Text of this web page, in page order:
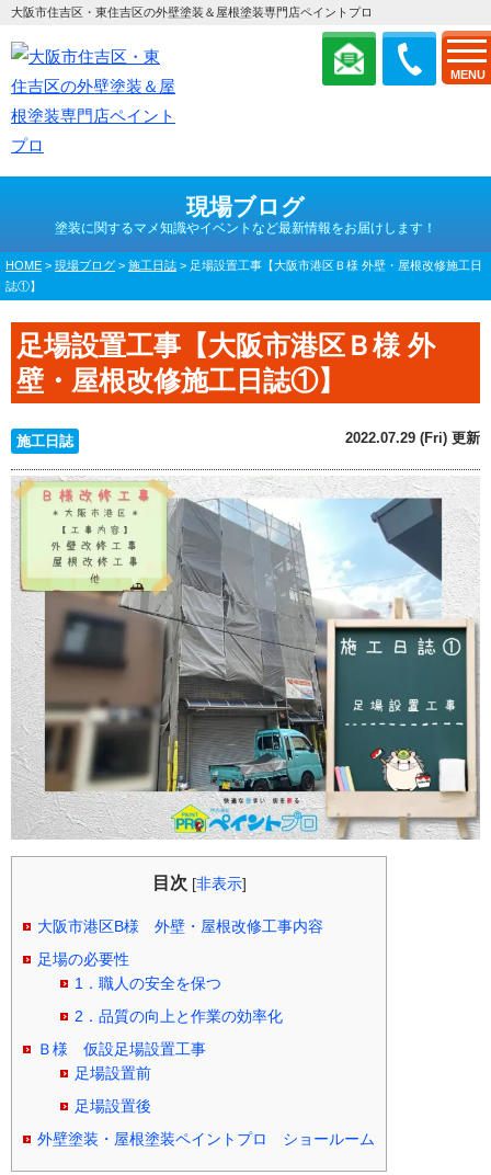
MENU
大阪市住吉区・東住吉区の外壁塗装＆屋根塗装専門店ペイントプロ
現場ブログ
塗装に関するマメ知識やイベントなど最新情報をお届けします！
HOME > 現場ブログ > 施工日誌 > 足場設置工事【大阪市港区Ｂ様 外壁・屋根改修施工日
誌①】
足場設置工事【大阪市港区Ｂ様 外
壁・屋根改修施工日誌①】
施工日誌 2022.07.29 (Fri) 更新
目次 [非表示]
大阪市港区B様 外壁・屋根改修工事内容
足場の必要性
1．職人の安全を保つ
2．品質の向上と作業の効率化
Ｂ様 仮設足場設置工事
足場設置前
足場設置後
外壁塗装・屋根塗装ペイントプロ ショールーム